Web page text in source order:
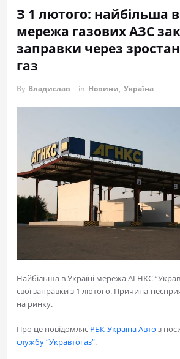
З 1 лютого: найбільша в
мережа газових АЗС
заправки через
газ
By Владислав in Новини, Україна
Найбільша в Україні мережа АГНКС
свої заправки з 1 лютого. Причина-
на ринку.
Про це повідомляє РБК-Україна Авто з
службу “Укравтогаз”.